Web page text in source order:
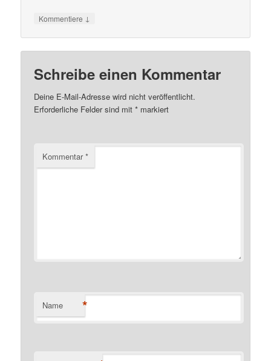
Kommentiere ↓
Schreibe einen Kommentar
Deine E-Mail-Adresse wird nicht veröffentlicht.
Erforderliche Felder sind mit* markiert
Kommentar*
Name *